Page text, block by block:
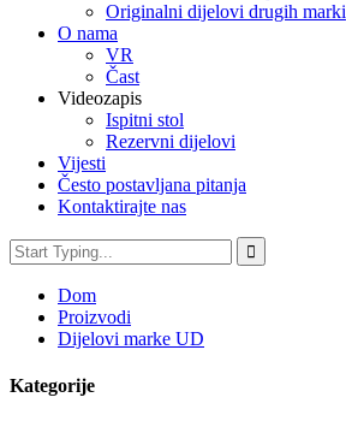
Originalni dijelovi drugih marki
O nama
VR
Čast
Videozapis
Ispitni stol
Rezervni dijelovi
Vijesti
Često postavljana pitanja
Kontaktirajte nas
Dom
Proizvodi
Dijelovi marke UD
Kategorije